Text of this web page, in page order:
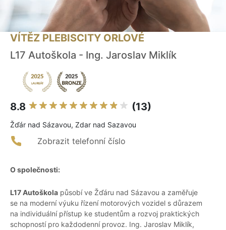
VÍTĚZ PLEBISCITY ORLOVÉ
L17 Autoškola - Ing. Jaroslav Miklík
8.8 (13)
Žďár nad Sázavou, Zdar nad Sazavou
Zobrazit telefonní číslo
O společnosti:
L17 Autoškola působí ve Žďáru nad Sázavou a zaměřuje
se na moderní výuku řízení motorových vozidel s důrazem
na individuální přístup ke studentům a rozvoj praktických
schopností pro každodenní provoz. Ing. Jaroslav Miklík,